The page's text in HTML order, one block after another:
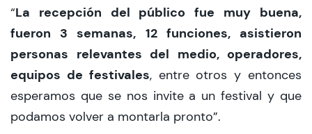
“La recepción del público fue muy buena,
fueron 3 semanas, 12 funciones, asistieron
personas relevantes del medio, operadores,
equipos de festivales, entre otros y entonces
esperamos que se nos invite a un festival y que
podamos volver a montarla pronto”.